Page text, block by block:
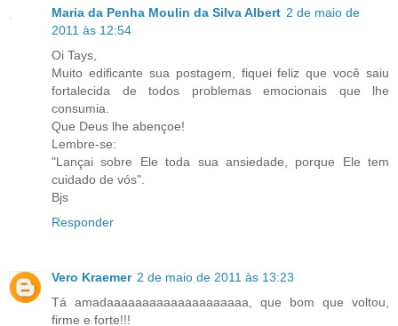
Maria da Penha Moulin da Silva Albert 2 de maio de
2011 às 12:54
Oi Tays,
Muito edificante sua postagem, fiquei feliz que você saiu
fortalecida de todos problemas emocionais que lhe
consumia.
Que Deus lhe abençoe!
Lembre-se:
"Lançai sobre Ele toda sua ansiedade, porque Ele tem
cuidado de vós".
Bjs
Responder
Vero Kraemer 2 de maio de 2011 às 13:23
Tá amadaaaaaaaaaaaaaaaaaaaa, que bom que voltou,
firme e forte!!!